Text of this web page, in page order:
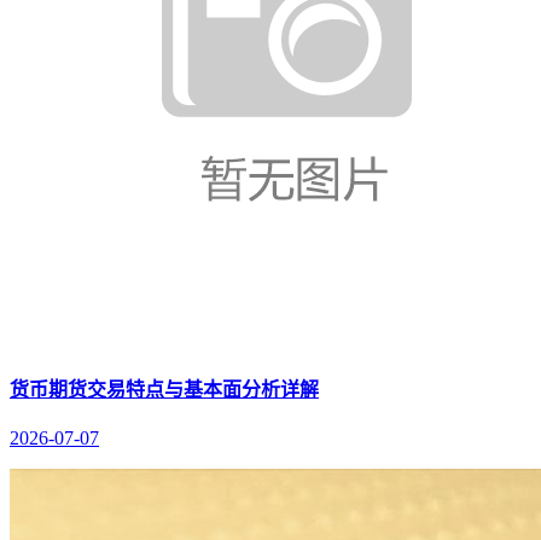
货币期货交易特点与基本面分析详解
2026-07-07